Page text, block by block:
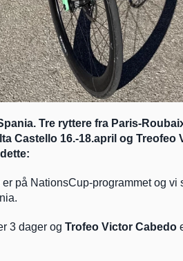
Tre ryttere fra Paris-
Castello 16.-18.april og Treofeo
på NationsCup-programmet og vi
3 dager og Trofeo Victor Cabedo